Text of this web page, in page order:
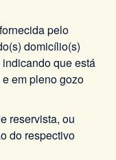
pelo
domicílio(s)
que está
em pleno gozo
reservista, ou
do respectivo